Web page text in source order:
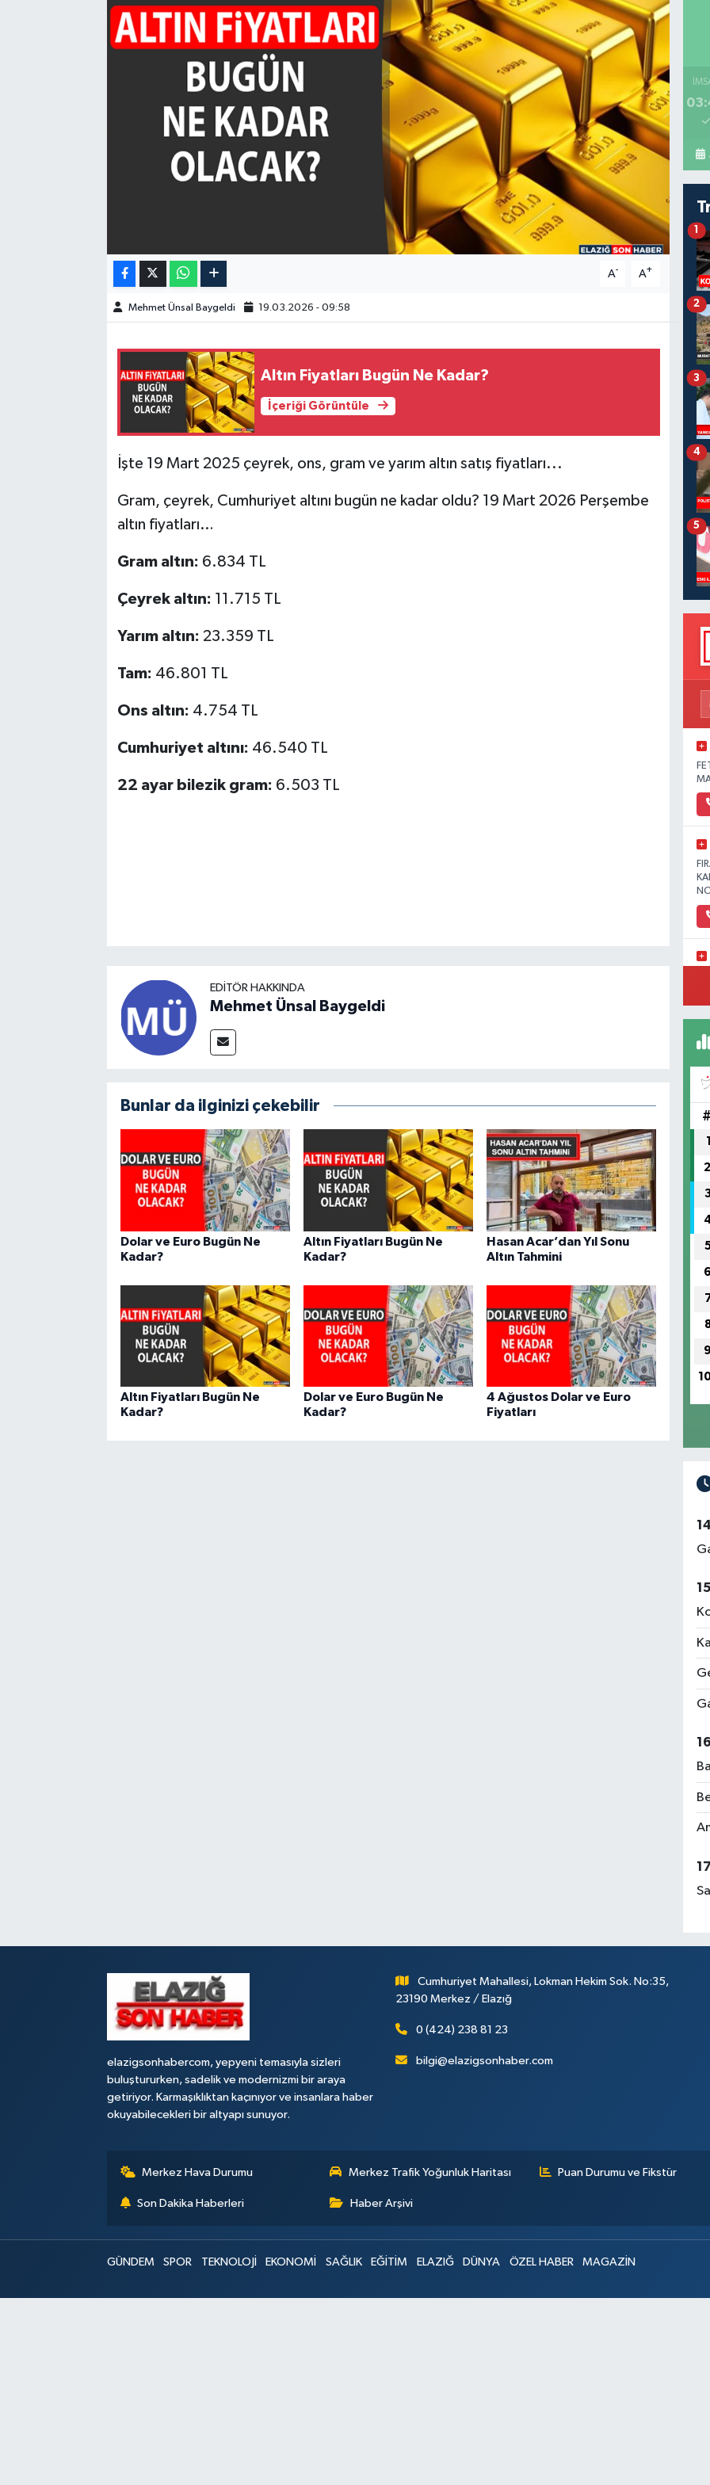
A- A+
Mehmet Ünsal Baygeldi 19.03.2026 - 09:58
Altın Fiyatları Bugün Ne Kadar?
İçeriği Görüntüle
İşte 19 Mart 2025 çeyrek, ons, gram ve yarım altın satış fiyatları...
Gram, çeyrek, Cumhuriyet altını bugün ne kadar oldu? 19 Mart 2026 Perşembe
altın fiyatları…
Gram altın: 6.834 TL
Çeyrek altın: 11.715 TL
Yarım altın: 23.359 TL
Tam: 46.801 TL
Ons altın: 4.754 TL
Cumhuriyet altını: 46.540 TL
22 ayar bilezik gram: 6.503 TL
EDITÖR HAKKINDA
Mehmet Ünsal Baygeldi
Bunlar da ilginizi çekebilir
Dolar ve Euro Bugün Ne
Kadar?
Altın Fiyatları Bugün Ne
Kadar?
Hasan Acar’dan Yıl Sonu
Altın Tahmini
Altın Fiyatları Bugün Ne
Kadar?
Dolar ve Euro Bugün Ne
Kadar?
4 Ağustos Dolar ve Euro
Fiyatları
1
2
3
4
5
#
1
2
6
9
elazigsonhabercom, yepyeni temasıyla sizleri
buluştururken, sadelik ve modernizmi bir araya
getiriyor. Karmaşıklıktan kaçınıyor ve insanlara haber
okuyabilecekleri bir altyapı sunuyor.
Cumhuriyet Mahallesi, Lokman Hekim Sok. No:35,
23190 Merkez / Elazığ
0 (424) 238 81 23
bilgi@elazigsonhaber.com
Merkez Hava Durumu Merkez Trafik Yoğunluk Haritası Puan Durumu ve Fikstür
Son Dakika Haberleri Haber Arşivi
GÜNDEM SPOR TEKNOLOJİ EKONOMİ SAĞLIK EĞİTİM ELAZIĞ DÜNYA ÖZEL HABER MAGAZİN